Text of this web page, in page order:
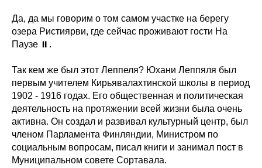
Да, да мы говорим о том самом участке на берегу
озера Ристиярви, где сейчас проживают гости На
Паузе ⏸️.
Так кем же был этот Леппеля? Юхани Леппяля был
первым учителем Кирьявалахтинской школы в период
1902 - 1916 годах. Его общественная и политическая
деятельность на протяжении всей жизни была очень
активна. Он создал и развивал культурный центр, был
членом Парламента Финляндии, Министром по
социальным вопросам, писал книги и занимал пост в
Муниципальном совете Сортавала.